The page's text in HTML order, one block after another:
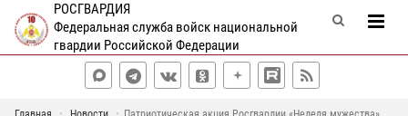
РОСГВАРДИЯ
Федеральная служба войск национальной
гвардии Российской Федерации